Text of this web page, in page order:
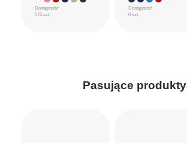
Dostępność
575 szt.
Dostępność
0 szt.
Pasujące produkty